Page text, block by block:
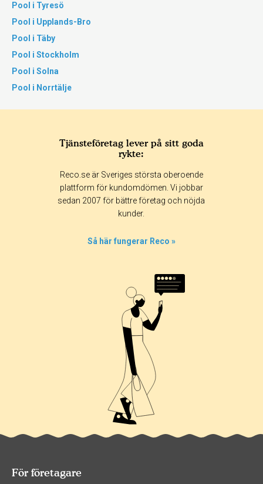
Pool i Tyresö
Pool i Upplands-Bro
Pool i Täby
Pool i Stockholm
Pool i Solna
Pool i Norrtälje
Tjänsteföretag lever på sitt goda
rykte:
Reco.se är Sveriges största oberoende
plattform för kundomdömen. Vi jobbar
sedan 2007 för bättre företag och nöjda
kunder.
Så här fungerar Reco »
För företagare